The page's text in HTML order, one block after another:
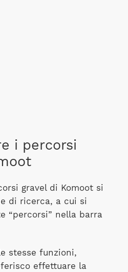
i percorsi
gravel di Komoot si
di ricerca, a cui si
“percorsi” nella barra
stesse funzioni,
effettuare la